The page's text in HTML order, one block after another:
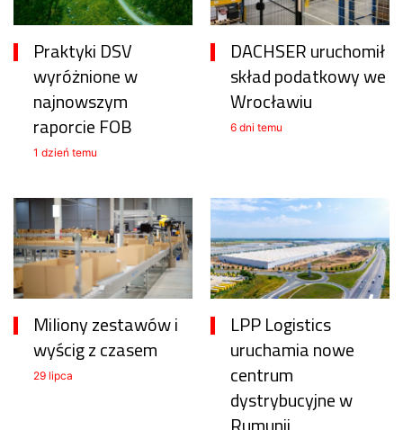
Praktyki DSV
wyróżnione w
najnowszym
raporcie FOB
1 dzień temu
DACHSER uruchomił
skład podatkowy we
Wrocławiu
6 dni temu
Miliony zestawów i
wyścig z czasem
29 lipca
LPP Logistics
uruchamia nowe
centrum
dystrybucyjne w